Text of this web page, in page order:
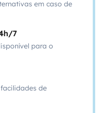
em caso de
7
para o
de